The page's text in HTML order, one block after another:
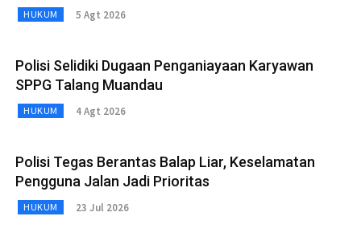
HUKUM 5 Agt 2026
Polisi Selidiki Dugaan Penganiayaan Karyawan
SPPG Talang Muandau
HUKUM 4 Agt 2026
Polisi Tegas Berantas Balap Liar, Keselamatan
Pengguna Jalan Jadi Prioritas
HUKUM 23 Jul 2026